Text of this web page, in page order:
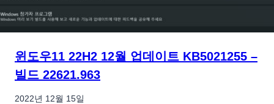
윈도우11 22H2 12월 업데이트 KB5021255 –
빌드 22621.963
2022년 12월 15일